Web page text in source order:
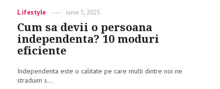
Categories
Lifestyle
Posted
on
iunie 5, 2025
Cum sa devii o persoana
independenta? 10 moduri
eficiente
Independenta este o calitate pe care multi dintre noi ne
straduim s...